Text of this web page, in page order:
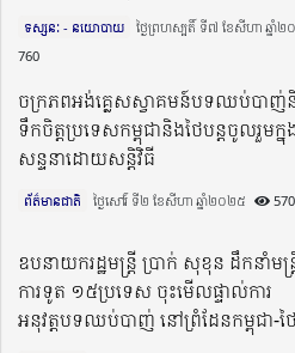
ទស្សនៈ - នយោបាយ
ថ្ងៃព្រហស្បតិ៍ ទី៧ ខែសីហា ឆ្នាំ
760
ចក្រភពអង់គ្លេសស្វាគមន៍បទឈប់បាញ់
ទឹកចិត្តប្រទេសកម្ពុជានិងថៃបន្តចូលរួមក្នុ
សន្ទនាដោយសន្តិវិធី
ព័ត៌មានជាតិ ថ្ងៃសៅរ៍ ទី២ ខែសីហា ឆ្នាំ២០២៥​ 570
ឧបនាយករដ្ឋមន្រ្តី ប្រាក់ សុខុន ដឹកនាំមន្រ្
ការទូត ១៥ប្រទេស ចុះមើលផ្ទាល់ការ
អនុវត្តបទឈប់បាញ់ នៅព្រំដែនកម្ពុជា-ថៃ